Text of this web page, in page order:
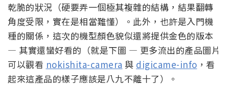
乾脆的狀況（硬要弄一個極其複雜的結構，結果翻轉
角度受限，實在是相當難懂）。此外，也許是入門機
種的關係，這次的機型顏色貌似還將提供金色的版本
— 其實還蠻好看的（就是下圖 — 更多流出的產品圖片
可以觀看 nokishita-camera 與 digicame-info ，看
起來這產品的樣子應該是八九不離十了）。